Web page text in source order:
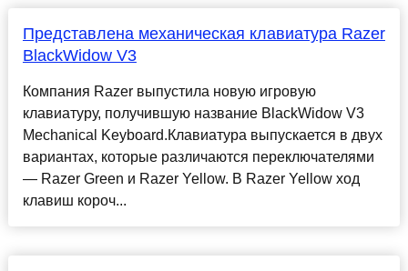
Представлена механическая клавиатура Razer
BlackWidow V3
Компания Razer выпустила новую игровую
клавиатуру, получившую название BlackWidow V3
Mechanical Keyboard.Клавиатура выпускается в двух
вариантах, которые различаются переключателями
— Razer Green и Razer Yellow. В Razer Yellow ход
клавиш короч...